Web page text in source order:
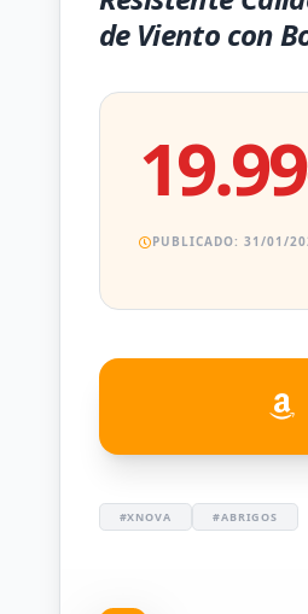
de Viento con
PUBLICADO: 31/01/
#XNOVA #ABRIGOS